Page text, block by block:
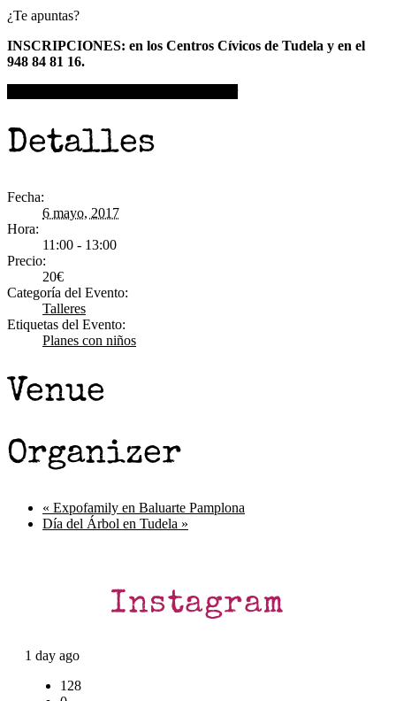
¿Te apuntas?
INSCRIPCIONES: en los Centros Cívicos de Tudela y en el
948 84 81 16.
Detalles
Fecha:
6 mayo, 2017
Hora:
11:00 - 13:00
Precio:
20€
Categoría del Evento:
Talleres
Etiquetas del Evento:
Planes con niños
Venue
Organizer
« Expofamily en Baluarte Pamplona
Día del Árbol en Tudela »
Instagram
1 day ago
128